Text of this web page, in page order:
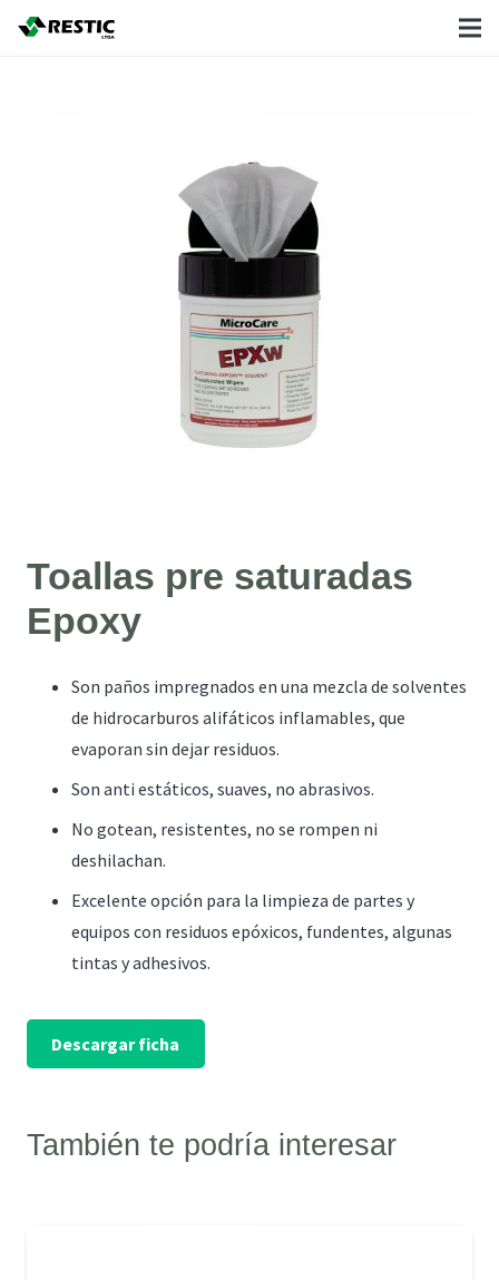
Toallas pre saturadas
Epoxy
Son paños impregnados en una mezcla de solventes
de hidrocarburos alifáticos inflamables, que
evaporan sin dejar residuos.
Son anti estáticos, suaves, no abrasivos.
No gotean, resistentes, no se rompen ni
deshilachan.
Excelente opción para la limpieza de partes y
equipos con residuos epóxicos, fundentes, algunas
tintas y adhesivos.
Descargar ficha
También te podría interesar